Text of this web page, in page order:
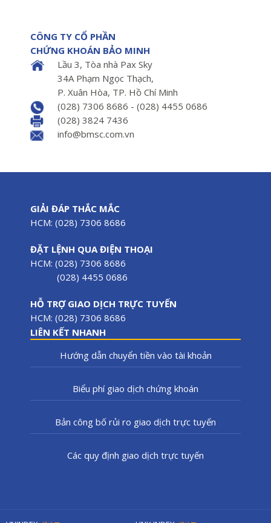
CÔNG TY CỔ PHẦN
CHỨNG KHOÁN BẢO MINH
Lầu 3, Tòa nhà Pax Sky
34A Phạm Ngọc Thạch,
P. Xuân Hòa, TP. Hồ Chí Minh
(028) 7306 8686 - (028) 4455 0686
(028) 3824 7436
info@bmsc.com.vn
GIẢI ĐÁP THẮC MẮC
HCM: (028) 7306 8686
ĐẶT LỆNH QUA ĐIỆN THOẠI
HCM: (028) 7306 8686
(028) 4455 0686
HỖ TRỢ GIAO DỊCH TRỰC TUYẾN
HCM: (028) 7306 8686
LIÊN KẾT NHANH
Hướng dẫn chuyển tiền vào tài khoản
Biểu phí giao dịch chứng khoán
Bản công bố rủi ro giao dịch trực tuyến
Các quy định giao dịch trực tuyến